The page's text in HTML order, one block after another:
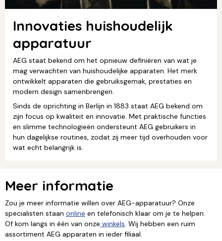
Innovaties huishoudelijk
apparatuur
AEG staat bekend om het opnieuw definiëren van wat je
mag verwachten van huishoudelijke apparaten. Het merk
ontwikkelt apparaten die gebruiksgemak, prestaties en
modern design samenbrengen.
Sinds de oprichting in Berlijn in 1883 staat AEG bekend om
zijn focus op kwaliteit en innovatie. Met praktische functies
en slimme technologieën ondersteunt AEG gebruikers in
hun dagelijkse routines, zodat zij meer tijd overhouden voor
wat echt belangrijk is.
Meer informatie
Zou je meer informatie willen over AEG-apparatuur? Onze
specialisten staan online en telefonisch klaar om je te helpen.
Of kom langs in één van onze winkels. Wij hebben een ruim
assortiment AEG apparaten in ieder filiaal.